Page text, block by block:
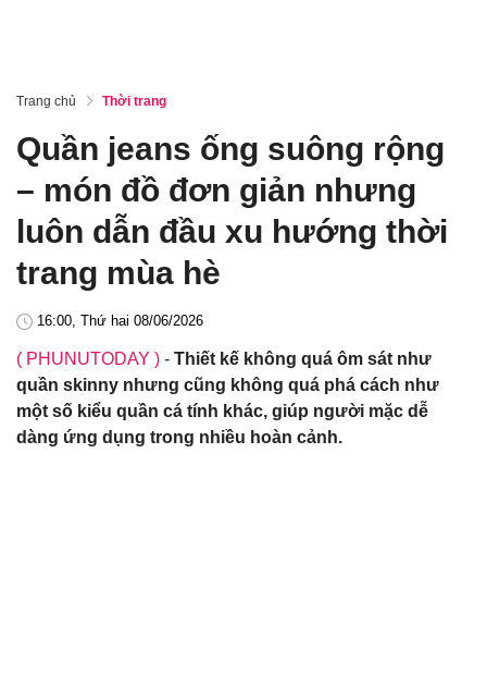
Trang chủ Thời trang
Quần jeans ống suông rộng
– món đồ đơn giản nhưng
luôn dẫn đầu xu hướng thời
trang mùa hè
16:00, Thứ hai 08/06/2026
( PHUNUTODAY ) - Thiết kế không quá ôm sát như
quần skinny nhưng cũng không quá phá cách như
một số kiểu quần cá tính khác, giúp người mặc dễ
dàng ứng dụng trong nhiều hoàn cảnh.